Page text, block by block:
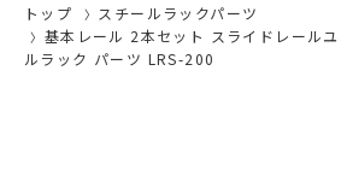
トップ
スチールラックパーツ
基本レール 2本セット スライドレール
ルラック パーツ LRS-200